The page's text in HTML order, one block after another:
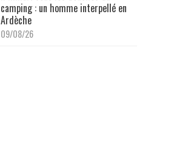
camping : un homme interpellé en
Ardèche
09/08/26